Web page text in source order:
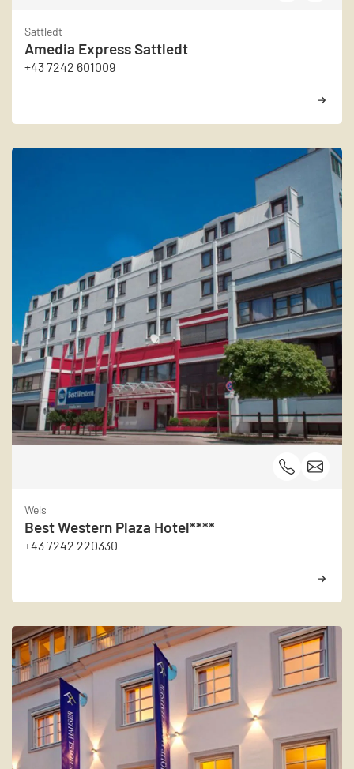
Sattledt
Amedia Express Sattledt
+43 7242 601009
Wels
Best Western Plaza Hotel****
+43 7242 220330